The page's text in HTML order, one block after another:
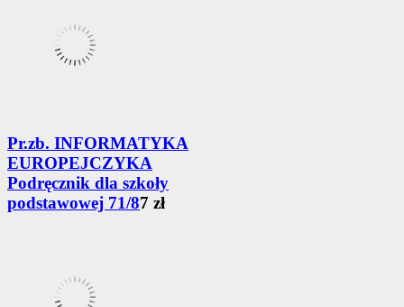
Pr.zb. INFORMATYKA
EUROPEJCZYKA
Podręcznik dla szkoły
podstawowej 71/87 zł